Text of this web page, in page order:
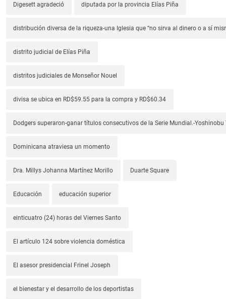
Digesett agradeció diputada por la provincia Elías Piña
distribución diversa de la riqueza-una Iglesia que “no sirva al dinero o a sí
distrito judicial de Elías Piña
distritos judiciales de Monseñor Nouel
divisa se ubica en RD$59.55 para la compra y RD$60.34
Dodgers superaron-ganar títulos consecutivos de la Serie Mundial.-
Dominicana atraviesa un momento
Dra. Millys Johanna Martínez Morillo Duarte Square
Educación educación superior
einticuatro (24) horas del Viernes Santo
El artículo 124 sobre violencia doméstica
El asesor presidencial Frinel Joseph
el bienestar y el desarrollo de los deportistas